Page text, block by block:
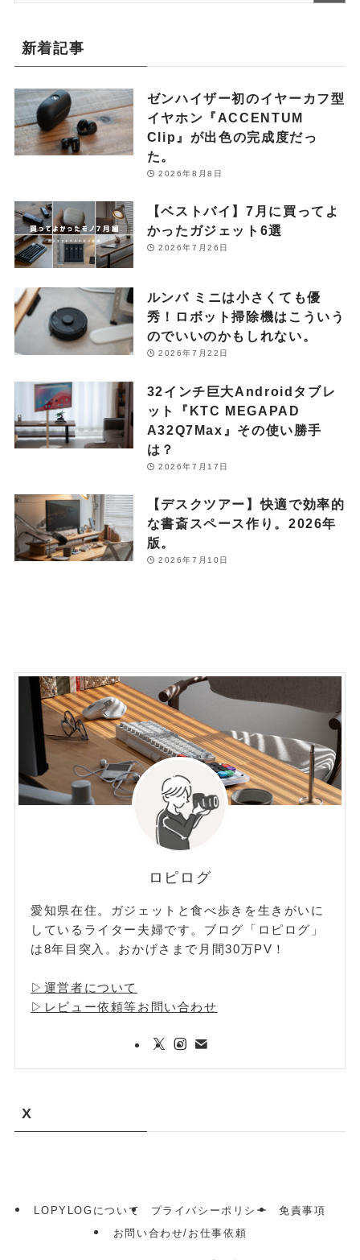
新着記事
ゼンハイザー初のイヤーカフ型
イヤホン『ACCENTUM
Clip』が出色の完成度だっ
た。
2026年8月8日
【ベストバイ】7月に買ってよ
かったガジェット6選
2026年7月26日
ルンバ ミニは小さくても優
秀！ロボット掃除機はこういう
のでいいのかもしれない。
2026年7月22日
32インチ巨大Androidタブレ
ット『KTC MEGAPAD
A32Q7Max』その使い勝手
は？
2026年7月17日
【デスクツアー】快適で効率的
な書斎スペース作り。2026年
版。
2026年7月10日
ロピログ
愛知県在住。ガジェットと食べ歩きを生きがいに
しているライター夫婦です。ブログ「ロピログ」
は8年目突入。おかげさまで月間30万PV！
▷運営者について
▷レビュー依頼等お問い合わせ
X
LOPYLOGについて プライバシーポリシー
免責事項
お問い合わせ/お仕事依頼